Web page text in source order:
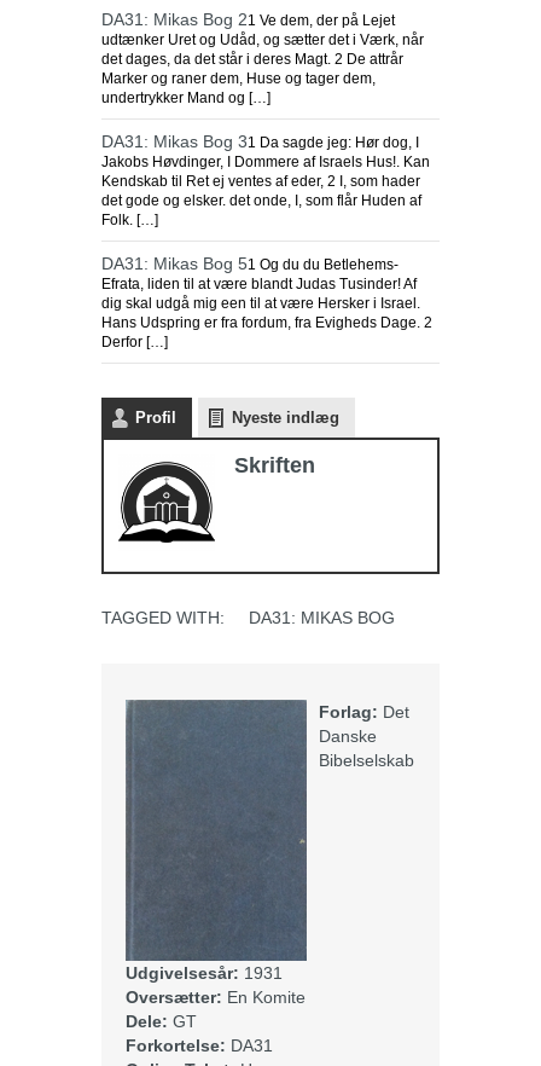
DA31: Mikas Bog 21 Ve dem, der på Lejet
udtænker Uret og Udåd, og sætter det i Værk, når
det dages, da det står i deres Magt. 2 De attrår
Marker og raner dem, Huse og tager dem,
undertrykker Mand og […]
DA31: Mikas Bog 31 Da sagde jeg: Hør dog, I
Jakobs Høvdinger, I Dommere af Israels Hus!. Kan
Kendskab til Ret ej ventes af eder, 2 I, som hader
det gode og elsker. det onde, I, som flår Huden af
Folk. […]
DA31: Mikas Bog 51 Og du du Betlehems-
Efrata, liden til at være blandt Judas Tusinder! Af
dig skal udgå mig een til at være Hersker i Israel.
Hans Udspring er fra fordum, fra Evigheds Dage. 2
Derfor […]
Profil Nyeste indlæg
Skriften
TAGGED WITH: DA31: MIKAS BOG
Forlag: Det
Danske
Bibelselskab
Udgivelsesår: 1931
Oversætter: En Komite
Dele: GT
Forkortelse: DA31